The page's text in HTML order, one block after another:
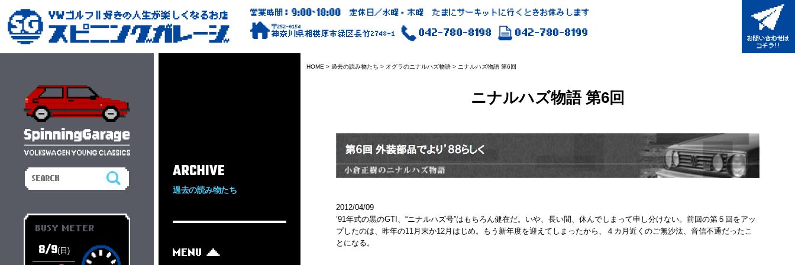
営業時間：9:00~18:00 定休日／水曜・木曜 たまにサーキットに行くときお休みします
〒252-0154
神奈川県相模原市緑区長竹2748-1 042-780-8198 042-780-8199
ARCHIVE
過去の読み物たち
MENU
HOME > 過去の読み物たち > オグラのニナルハズ物語 > ニナルハズ物語 第6回
ニナルハズ物語 第6回
2012/04/09
’91年式の黒のGTI、“ニナルハズ号”はもちろん健在だ。いや、長い間、休んでしまって申し分けない。前回の第５回をアッ
プしたのは、昨年の11月末か12月はじめ。もう新年度を迎えてしまったから、４カ月近くのご無沙汰、音信不通だったこ
とになる。
BUSY METER
8/9(日)